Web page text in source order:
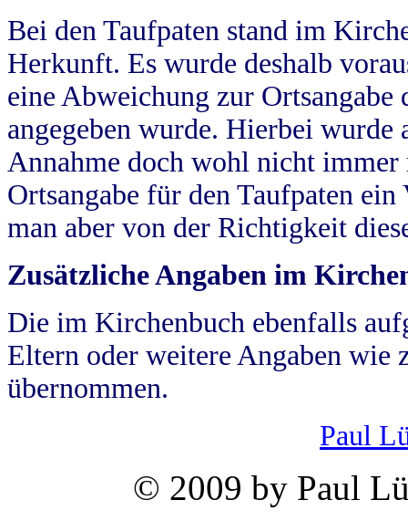
Bei den Taufpaten stand im
Herkunft. Es wurde deshalb
eine Abweichung zur
angegeben wurde. Hierbei wurde
Annahme doch wohl nicht
Ortsangabe für den Taufpaten
man aber von der Richtigkeit
Zusätzliche Angaben im
Die im Kirchenbuch ebenfalls
Eltern oder weitere Angaben wie
übernommen.
Paul
© 2009 by Paul